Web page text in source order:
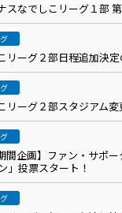
なでしこリーグ１部 第
リーグ２部日程追加決
リーグ２部スタジアム
間企画】ファン・サポ
」投票スタート！